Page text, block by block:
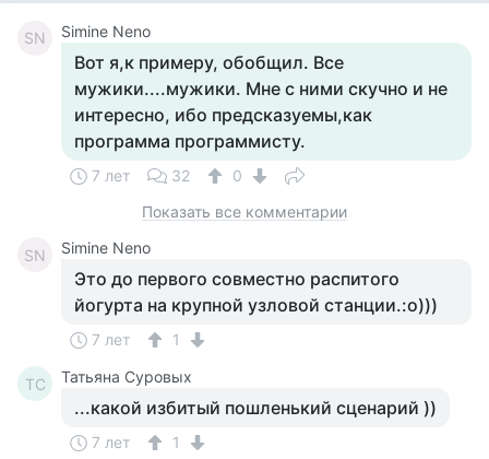
SN Simine Neno
Вот я,к примеру, обобщил. Все
мужики....мужики. Мне с ними скучно и не
интересно, ибо предсказуемы,как
программа программисту.
7 лет 32
0
Показать все комментарии
SN Simine Neno
Это до первого совместно распитого
йогурта на крупной узловой станции.:о)))
7 лет 1
ТС Татьяна Суровых
...какой избитый пошленький сценарий ))
7 лет 1